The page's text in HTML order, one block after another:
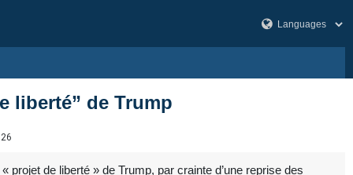
liberté” de Trump
projet de liberté » de Trump, par crainte d’une reprise des